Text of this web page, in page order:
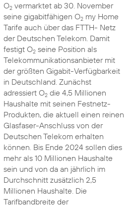
O2vermarktet ab 30. November
seine gigabitfähigen O2my Home
Tarife auch über das FTTH- Netz
der Deutschen Telekom. Damit
festigt O2seine Position als
Telekommunikationsanbieter mit
der größten Gigabit-Verfügbarkeit
in Deutschland. Zunächst
adressiert O2die 4,5 Millionen
Haushalte mit seinen Festnetz-
Produkten, die aktuell einen reinen
Glasfaser-Anschluss von der
Deutschen Telekom erhalten
können. Bis Ende 2024 sollen dies
mehr als 10 Millionen Haushalte
sein und von da an jährlich im
Durchschnitt zusätzlich 2,5
Millionen Haushalte. Die
Tarifbandbreite der